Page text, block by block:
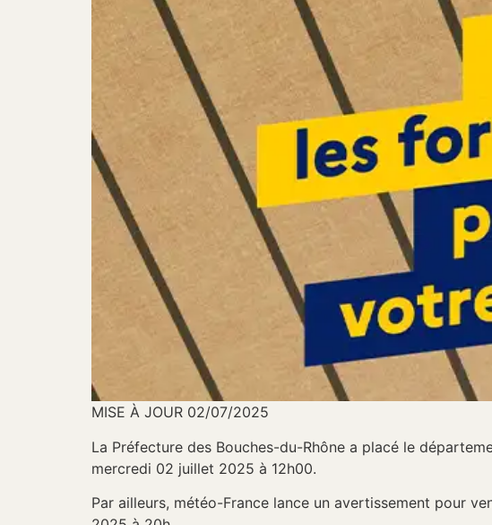
MISE À JOUR 02/07/2025
La Préfecture des Bouches-du-Rhône a placé le
mercredi 02 juillet 2025 à 12h00.
Par ailleurs, météo-France lance un avertissement pour